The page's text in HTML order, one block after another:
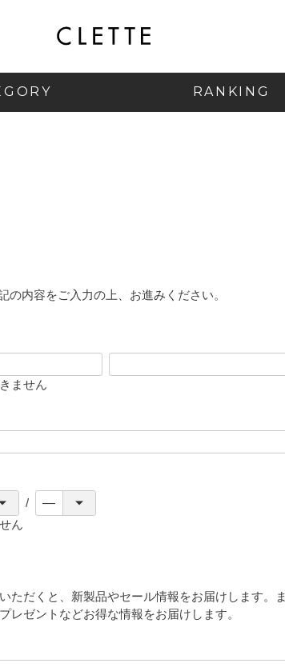
RANKING
の内容をご入力の上、お進みください。
ません
ん
ただくと、新製品やセール情報をお届けします。
レゼントなどお得な情報をお届けします。